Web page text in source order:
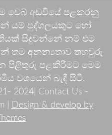
වෙබ් අඩවියේ පළකරනු
යම් පුද්ගලයකුට හෝ
සිදුවන්නේ නම් එම
තම අනන්‍යතාව තහවුරු
පිළිතුරු පළකිරීමට මෙම
වශයෙන් බැඳී සිටී.
2024| Contact Us -
|
Design & develop by